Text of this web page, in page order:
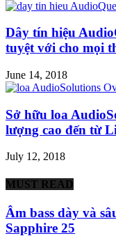
Dây tín hiệu
tuyệt với cho mọi
June 14, 2018
Sở hữu loa
lượng cao đến từ
July 12, 2018
MUST READ
Âm bass dày và
Sapphire 25